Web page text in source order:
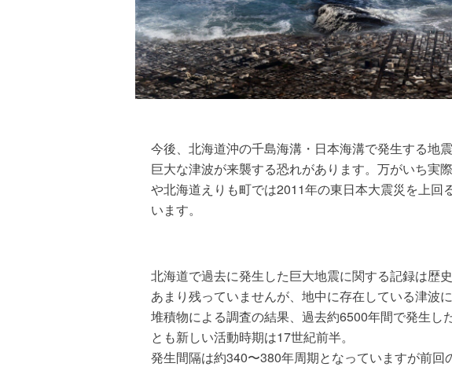
今後、北海道沖の千島海溝・日本海溝で発生する地
巨大な津波が来襲する恐れがあります。万がいち実
や北海道えりも町では2011年の東日本大震災を上回
います。
北海道で過去に発生した巨大地震に関する記録は歴
あまり残っていませんが、地中に存在している津波
堆積物による調査の結果、過去約6500年間で発生し
とも新しい活動時期は17世紀前半。
発生間隔は約340〜380年周期となっていますが前